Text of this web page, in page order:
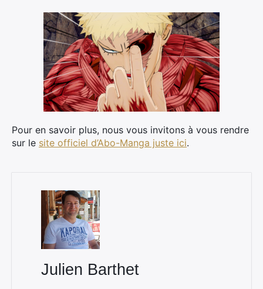
Pour en savoir plus, nous vous invitons à vous rendre
sur le site officiel d’Abo-Manga juste ici.
Julien Barthet
Rechercher